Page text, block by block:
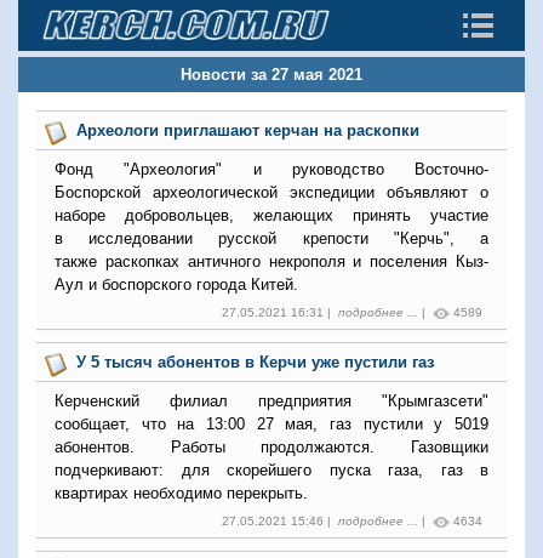
Новости за 27 мая 2021
Археологи приглашают керчан на раскопки
Фонд "Археология" и руководство Восточно-
Боспорской археологической экспедиции объявляют о
наборе добровольцев, желающих принять участие
висследовании русской крепости " Керчь", а
также раскопках античного некрополя и поселения Кыз-
Аул и боспорского города Китей.
27.05.2021 16:31 | подробнее ... | 4589
У 5 тысяч абонентов в Керчи уже пустили газ
Керченский филиал предприятия "Крымгазсети"
сообщает, что на 13:00 27 мая, газ пустили у 5019
абонентов. Работы продолжаются. Газовщики
подчеркивают: для скорейшего пуска газа, газ в
квартирах необходимо перекрыть.
27.05.2021 15:46 | подробнее ... | 4634